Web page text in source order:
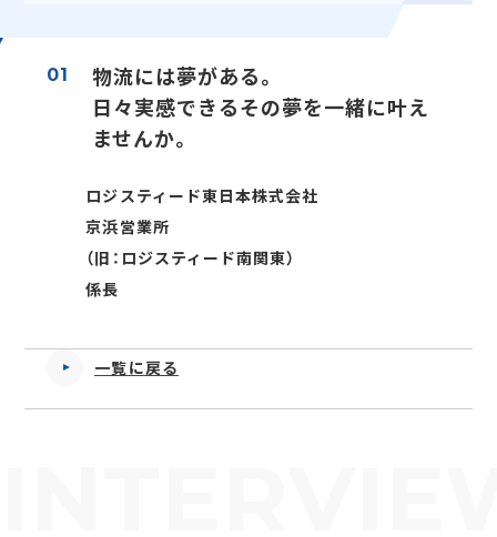
SHARE
01
物流には夢がある。
日々実感できるその夢を一緒に叶え
ませんか。
ロジスティード東日本株式会社
京浜営業所
（旧：ロジスティード南関東）
係長
一覧に戻る